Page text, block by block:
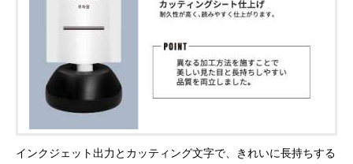
インクジェット出力とカッティング文字で、きれいに長持ちする